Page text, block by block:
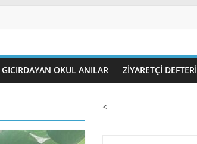
GICIRDAYAN OKUL ANILAR ZIYARETÇI DEFTERI
<